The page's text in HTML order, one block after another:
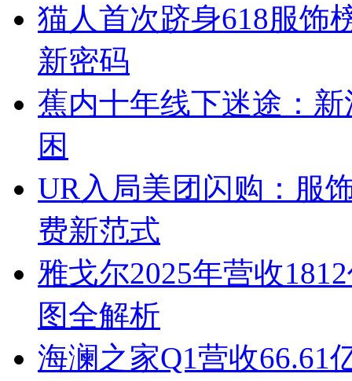
猫人首次跻身618服饰
新密码
蕉内十年线下迷途：
困
UR入局美团闪购：服
费新范式
雅戈尔2025年营收
图全解析
海澜之家Q1营收66.61